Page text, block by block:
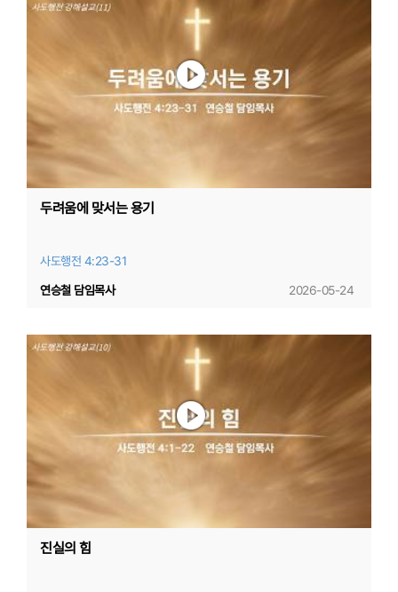
두려움에 맞서는 용기
사도행전 4:23-31
2026-05-24
연승철 담임목사
진실의 힘